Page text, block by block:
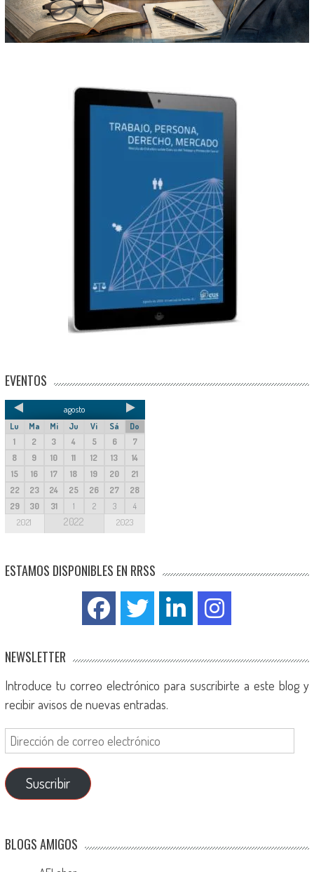
EVENTOS
agosto
Lu Ma Mi Ju Vi Sá
Do
1
2 3 4 5 6
7
8
9 10 11 12 13
14
15
16 17 18 19 20
21
22
23 24 25 26 27
28
29
30 31 1 2 3 4
2021 2022 2023
ESTAMOS DISPONIBLES EN RRSS
NEWSLETTER
Introduce tu correo electrónico para suscribirte a este blog y
recibir avisos de nuevas entradas.
Suscribir
BLOGS AMIGOS